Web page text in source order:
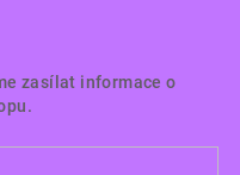
zasílat informace o